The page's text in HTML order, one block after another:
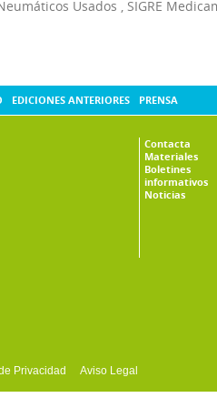
Usados SIGRE
EDICIONES ANTERIORES PRENSA
Contacta
Materiales
Boletines
informativos
Noticias
Privacidad Aviso Legal